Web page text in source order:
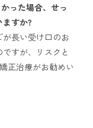
った場合、せっ
すか?
長い受け口のお
すが、リスクと
正治療がお勧めい